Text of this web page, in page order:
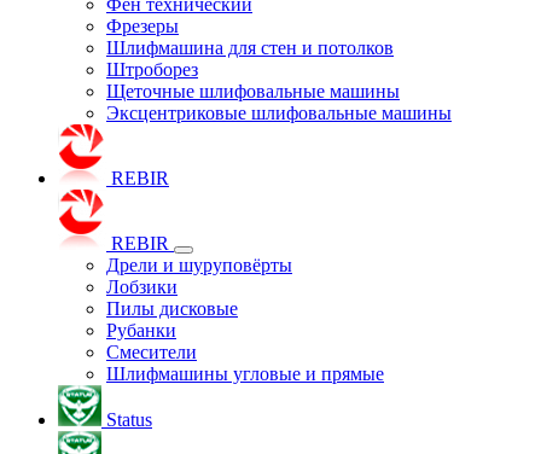
Фен технический
Фрезеры
Шлифмашина для стен и потолков
Штроборез
Щеточные шлифовальные машины
Эксцентриковые шлифовальные машины
REBIR
REBIR
Дрели и шуруповёрты
Лобзики
Пилы дисковые
Рубанки
Смесители
Шлифмашины угловые и прямые
Status